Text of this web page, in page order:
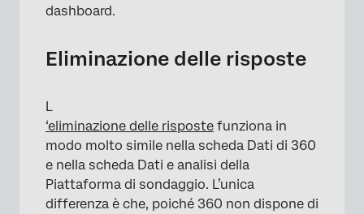
dashboard.
Eliminazione delle risposte
L
‘eliminazione delle risposte funziona in
modo molto simile nella scheda Dati di 360
e nella scheda Dati e analisi della
Piattaforma di sondaggio. L’unica
differenza è che, poiché 360 non dispone di